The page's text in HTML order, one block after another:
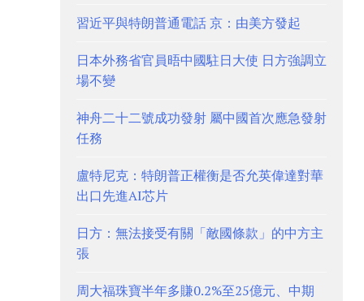
習近平與特朗普通電話 京：由美方發起
日本外務省官員晤中國駐日大使 日方強調立
場不變
神舟二十二號成功發射 屬中國首次應急發射
任務
盧特尼克：特朗普正權衡是否允英偉達對華
出口先進AI芯片
日方：無法接受有關「敵國條款」的中方主
張
周大福珠寶半年多賺0.2%至25億元、中期